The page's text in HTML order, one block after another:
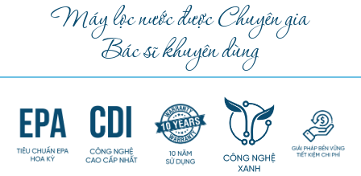
Máy lọc nước được Chuyên gia
Bác sĩ khuyên dùng